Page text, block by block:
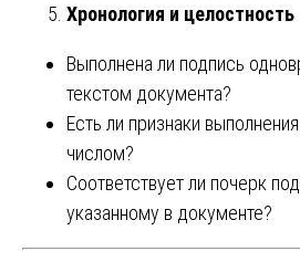
Хронология и целостность
Выполнена ли подпись
текстом документа?
Есть ли признаки
числом?
Соответствует ли почерк
указанному в документе?